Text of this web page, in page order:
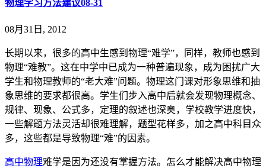
物理学习方法建议08-31
08月31日, 2012
长期以来，很多的高中生感到物理“难学”，同样，教师也感到
物理“难教”。这在中学中已成为一种普遍现象，成为困扰广大
学生和物理教师的“老大难”问题。物理这门课对形象思维和抽
象思维的要求都很高。学生们步入高中后就会发现物理概念、
规律、现象、公式多，定理的叙述也深奥，学校教学进度快，
一些解题方法灵活却很难理解，题型花样多，加之高中科目众
多，这些都是导致物理“难”的因素。
高中物理难学是因为还没有掌握方法。怎么才能解决高中物理